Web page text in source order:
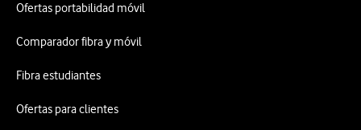
Ofertas portabilidad móvil
Comparador fibra y móvil
Fibra estudiantes
Ofertas para clientes